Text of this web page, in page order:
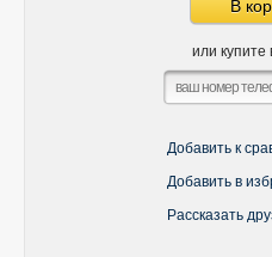
В
или купите
Добавить к
Добавить в
Рассказать